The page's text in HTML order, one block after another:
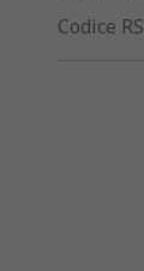
Codice RS